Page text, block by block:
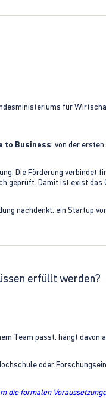
für
to Business: von der
Die Förderung verbindet
geprüft. Damit ist exist
nachdenkt, ein Startup
erfüllt werden?
Team passt, hängt
oder
die formalen